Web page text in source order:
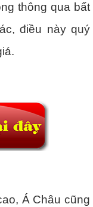
thông qua bất
điều này quý
Á Châu cũng